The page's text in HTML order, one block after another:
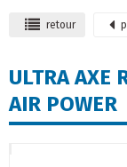
retour
ULTRA AXE
AIR POWER